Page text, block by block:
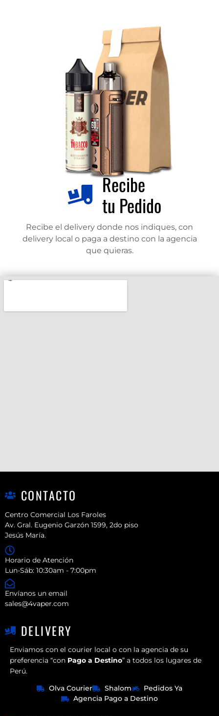
Recibe
tu Pedido
Recibe el delivery donde nos indiques, con
delivery local o paga a destino con la agencia
que quieras.
CONTACTO
Centro Comercial Los Faroles
Av. Gral. Eugenio Garzón 1599, 2do piso
Jesús María.
Horario de Atención
Lun-Sáb: 10:30am - 7:00pm
Envíanos un email
sales@4vaper.com
DELIVERY
Enviamos con el courier local o con la agencia de su
preferencia “con Pago a Destino” a todos los lugares de
Perú.
Olva Courier
Shalom
Pedidos Ya
Agencia Pago a Destino